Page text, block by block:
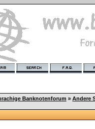
Banknotenforum » Andere